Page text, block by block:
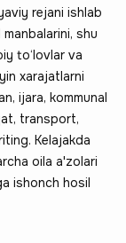
rejani ishlab
shu
to‘lovlar va
xarajatlarni
ijara, kommunal
transport,
Kelajakda
oila a'zolari
ishonch hosil